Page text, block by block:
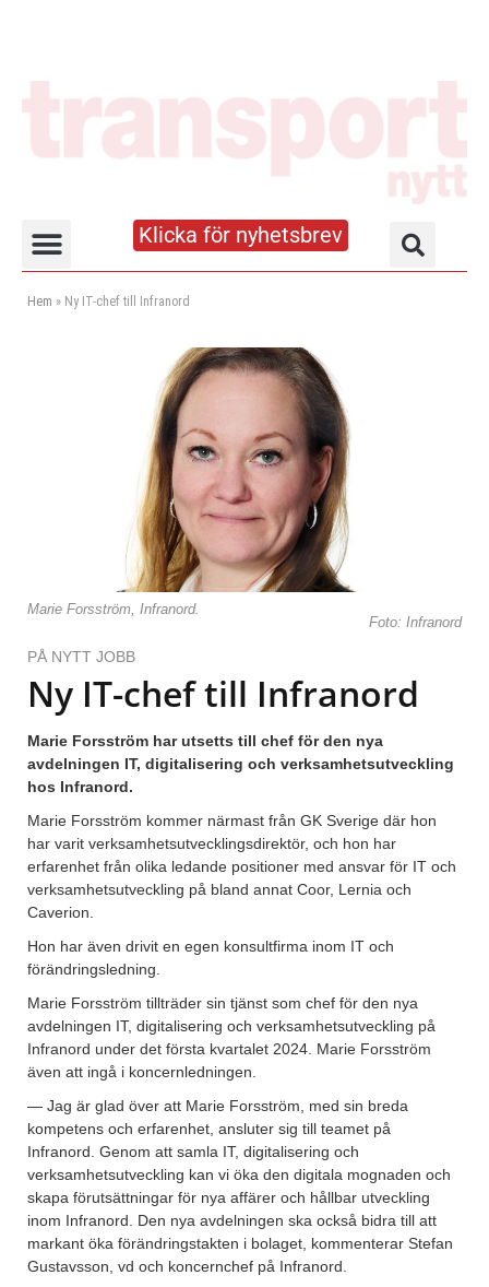
Klicka för nyhetsbrev
Hem » Ny IT-chef till Infranord
Marie Forsström, Infranord.
Foto: Infranord
PÅ NYTT JOBB
Ny IT-chef till Infranord
Marie Forsström har utsetts till chef för den nya
avdelningen IT, digitalisering och verksamhetsutveckling
hos Infranord.
Marie Forsström kommer närmast från GK Sverige där hon
har varit verksamhetsutvecklingsdirektör, och hon har
erfarenhet från olika ledande positioner med ansvar för IT och
verksamhetsutveckling på bland annat Coor, Lernia och
Caverion.
Hon har även drivit en egen konsultfirma inom IT och
förändringsledning.
Marie Forsström tillträder sin tjänst som chef för den nya
avdelningen IT, digitalisering och verksamhetsutveckling på
Infranord under det första kvartalet 2024. Marie Forsström
även att ingå i koncernledningen.
— Jag är glad över att Marie Forsström, med sin breda
kompetens och erfarenhet, ansluter sig till teamet på
Infranord. Genom att samla IT, digitalisering och
verksamhetsutveckling kan vi öka den digitala mognaden och
skapa förutsättningar för nya affärer och hållbar utveckling
inom Infranord. Den nya avdelningen ska också bidra till att
markant öka förändringstakten i bolaget, kommenterar Stefan
Gustavsson, vd och koncernchef på Infranord.